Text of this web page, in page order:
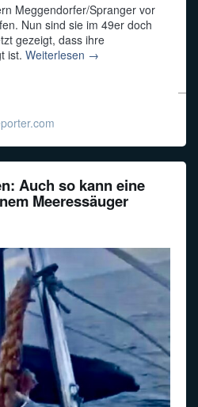
Meggendorfer/Spranger vor
Nun sind sie im 49er doch
gezeigt, dass ihre
ist. Weiterlesen →
Auch so kann eine
Meeressäuger